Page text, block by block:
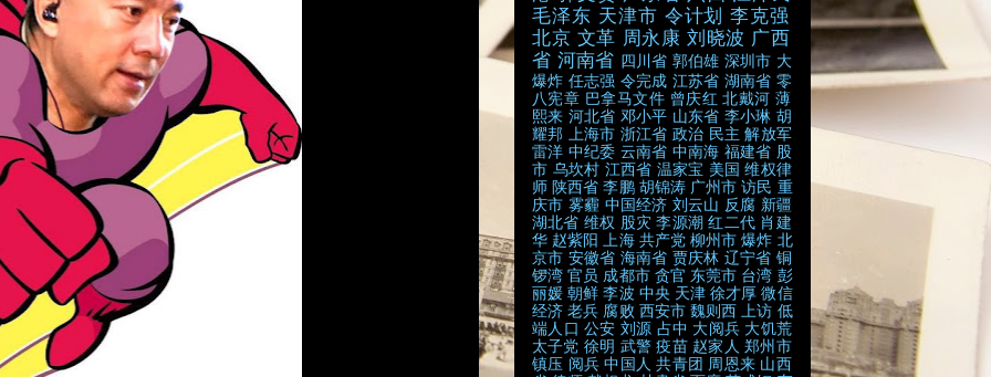
毛泽东 天津市 令计划 李克强
北京 文革 周永康 刘晓波 广西
省 河南省 四川省 郭伯雄 深圳市 大
爆炸 任志强 令完成 江苏省 湖南省 零
八宪章 巴拿马文件 曾庆红 北戴河 薄
熙来 河北省 邓小平 山东省 李小琳 胡
耀邦
上海市 浙江省 政治 民主 解放军
雷洋 中纪委 云南省 中南海 福建省 股
市 乌坎村 江西省 温家宝 美国 维权律
师 陕西省 李鹏 胡锦涛 广州市 访民 重
庆市 雾霾 中国经济 刘云山 反腐 新疆
湖北省 维权 股灾 李源潮 红二代 肖建
华 赵紫阳 上海 共产党 柳州市 爆炸 北
京市 安徽省 海南省 贾庆林 辽宁省 铜
锣湾 官员 成都市 贪官 东莞市 台湾 彭
丽媛 朝鲜 李波 中央 天津 徐才厚 微信
经济 老兵 腐败 西安市 魏则西 上访 低
端人口 公安 刘源 占中 大阅兵 大饥荒
太子党 徐明 武警 疫苗 赵家人 郑州市
镇压 阅兵 中国人 共青团 周恩来 山西